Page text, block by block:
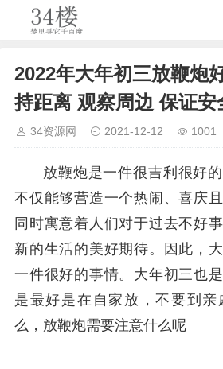
2022年大年初三放鞭炮
持距离 观察周边 保证安
34资源网 2021-12-12 1001
放鞭炮是一件很吉利很好
不仅能够营造一个热闹、喜庆
同时寓意着人们对于过去不好
新的生活的美好期待。因此，
一件很好的事情。大年初三也
是最好是在自家放，不要到亲
么，放鞭炮需要注意什么呢